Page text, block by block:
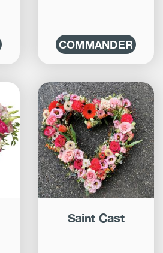
COMMANDER
Saint Cast